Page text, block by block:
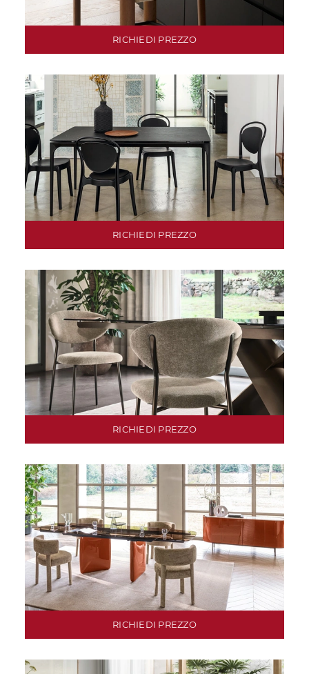
RICHIEDI PREZZO
RICHIEDI PREZZO
RICHIEDI PREZZO
RICHIEDI PREZZO